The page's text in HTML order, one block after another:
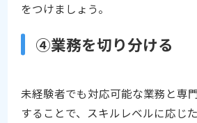
をつけましょう。
④業務を切り分ける
未経験者でも対応可能な業務と専
することで、スキルレベルに応じ